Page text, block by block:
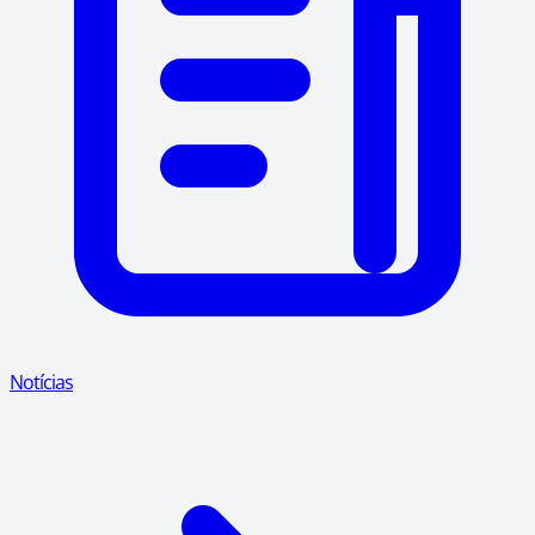
Notícias